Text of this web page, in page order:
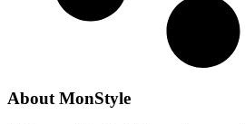
About MonStyle